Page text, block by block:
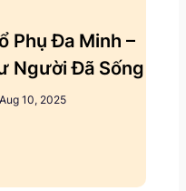
Phụ Đa Minh –
Người Đã Sống
Aug 10, 2025